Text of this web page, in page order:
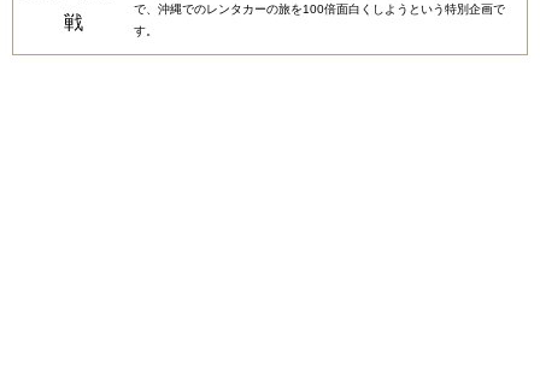
で、沖縄でのレンタカーの旅を100倍面白くしようという特別企画で
す。